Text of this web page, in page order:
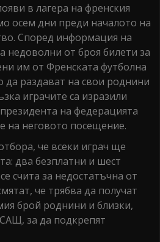
в лагера на френския
осем дни преди началото на
Според информация на
недоволни от броя билети за
им от Френската футболна
да раздават на свои роднини
играчите са изразили
на федерацията
на неговото посещение.
че всеки играч ще
два безплатни и шест
счита за недостатъчна от
че трябва да получат
брой роднини и близки,
за да подкрепят